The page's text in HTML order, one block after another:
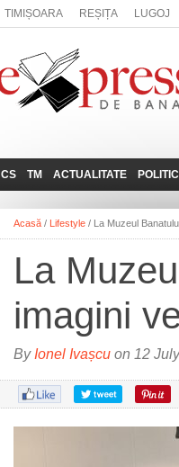
TIMIȘOARA REȘIȚA LUGOJ
CS
REȘIȚA
CARANSEBEȘ
ANINA
BOCŞA
MOLDOVA NOUĂ
ORAVIȚA
OȚELU ROŞU
TM
LUGOJ
TIMIȘOARA
ACTUALITATE
ADMINISTRATIE
NAȚIONAL
SOCIAL
Acasă / Lifestyle / La Muzeul
La
imagini
By Ionel Ivașcu on 12